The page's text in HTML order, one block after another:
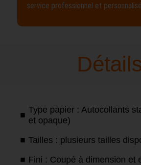
service professionnel et personnalisé.
Détails
Type papier : Autocollants
et opaque)
Tailles : plusieurs tailles
Fini : Coupé à dimension et